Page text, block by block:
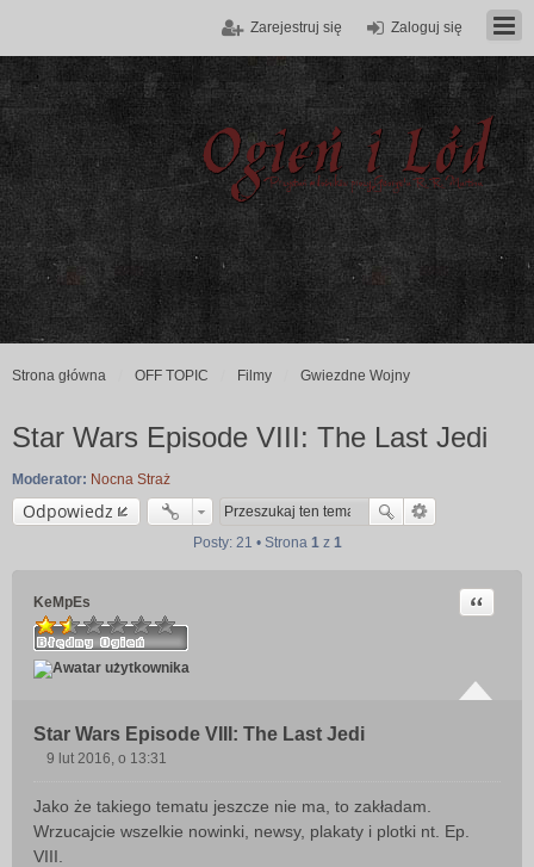
Zaloguj się
Zarejestruj się
Strona główna OFF TOPIC Filmy Gwiezdne Wojny
Star Wars Episode VIII: The Last Jedi
Moderator: Nocna Straż
Odpowiedz
Posty: 21 • Strona 1z 1
KeMpEs
Star Wars Episode VIII: The Last Jedi
Cytuj
s
t
9 lut 2016, o 13:31
Jako że takiego tematu jeszcze nie ma, to zakładam.
Wrzucajcie wszelkie nowinki, newsy, plakaty i plotki nt. Ep.
VIII.